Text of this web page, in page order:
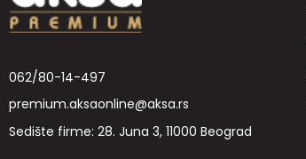
062/80-14-497
premium.aksaonline@aksa.rs
Sedište firme: 28. Juna 3, 11000 Beograd